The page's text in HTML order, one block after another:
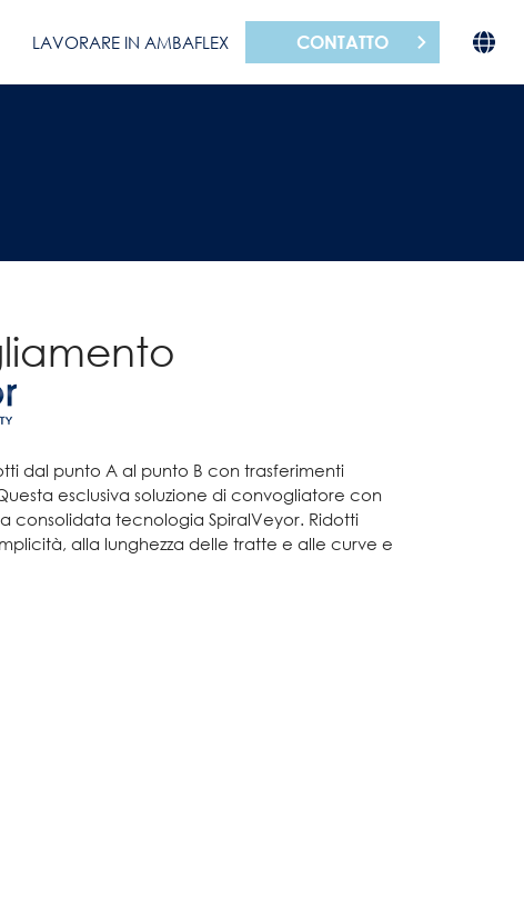
LAVORARE IN AMBAFLEX CONTATTO
dal punto A al punto B con trasferimenti
esclusiva soluzione di convogliatore con
consolidata tecnologia SpiralVeyor. Ridotti
alla lunghezza delle tratte e alle curve e